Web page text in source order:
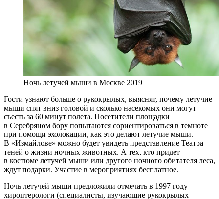
Ночь летучей мыши в Москве 2019
Гости узнают больше о рукокрылых, выяснят, почему летучие
мыши спят вниз головой и сколько насекомых они могут
съесть за 60 минут полета. Посетители площадки
в Серебряном бору попытаются сориентироваться в темноте
при помощи эхолокации, как это делают летучие мыши.
В «Измайлове» можно будет увидеть представление Театра
теней о жизни ночных животных. А тех, кто придет
в костюме летучей мыши или другого ночного обитателя леса,
ждут подарки. Участие в мероприятиях бесплатное.
Ночь летучей мыши предложили отмечать в 1997 году
хироптерологи (специалисты, изучающие рукокрылых